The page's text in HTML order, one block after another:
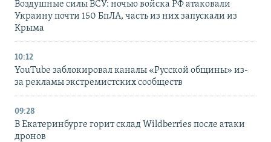
Воздушные силы ВСУ: ночью войска РФ атаковали
Украину почти 150 БпЛА, часть из них запускали из
Крыма
10:12
YouTube заблокировал каналы «Русской общины» из-
за рекламы экстремистских сообществ
09:28
В Екатеринбурге горит склад Wildberries после атаки
дронов